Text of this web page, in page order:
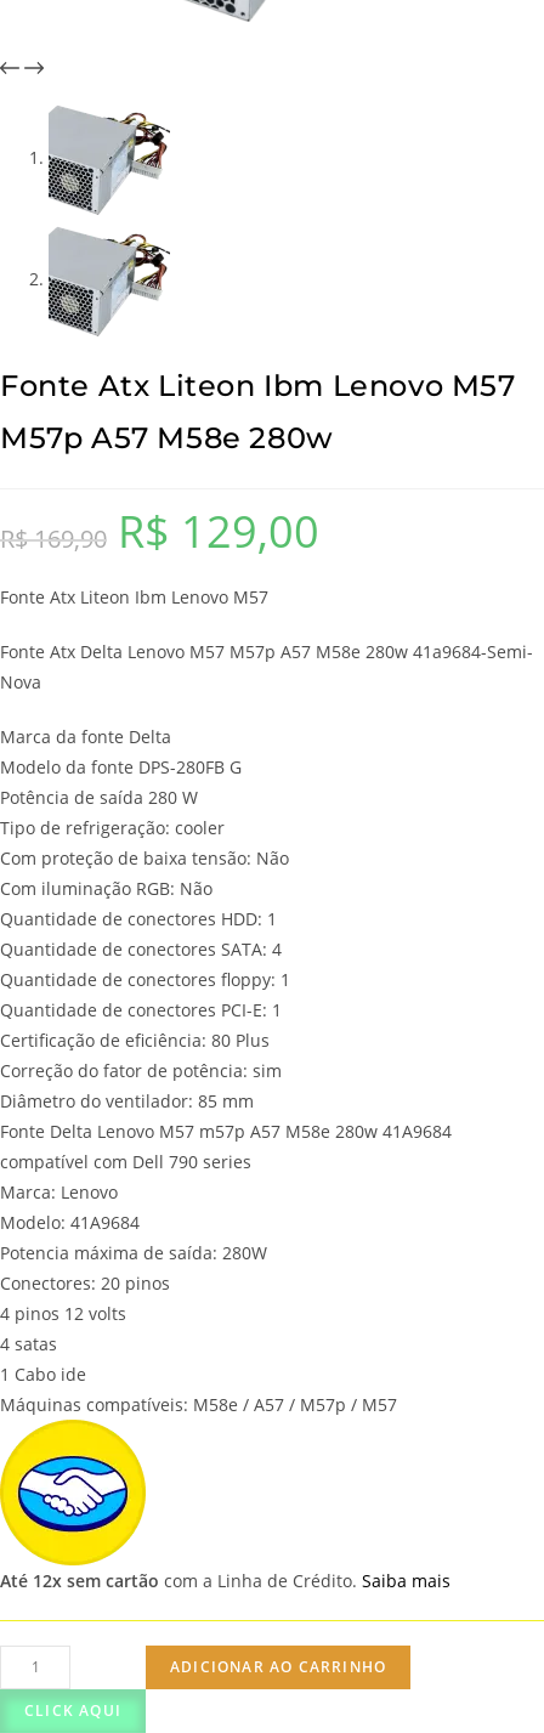
Fonte Atx Liteon Ibm Lenovo M57
M57p A57 M58e 280w
R$169,90
O
original
R$ 129,00
Fonte Atx Liteon Ibm Lenovo M57
Fonte Atx Delta Lenovo M57 M57p A57 M58e 280w 41a9684-Semi-
Nova
Marca da fonte Delta
Modelo da fonte DPS-280FB G
Potência de saída 280 W
Tipo de refrigeração: cooler
Com proteção de baixa tensão: Não
Com iluminação RGB: Não
Quantidade de conectores HDD: 1
Quantidade de conectores SATA: 4
Quantidade de conectores floppy: 1
Quantidade de conectores PCI-E: 1
Certificação de eficiência: 80 Plus
Correção do fator de potência: sim
Diâmetro do ventilador: 85 mm
Fonte Delta Lenovo M57 m57p A57 M58e 280w 41A9684
compatível com Dell 790 series
Marca: Lenovo
Modelo: 41A9684
Potencia máxima de saída: 280W
Conectores: 20 pinos
4 pinos 12 volts
4 satas
1 Cabo ide
Máquinas compatíveis: M58e / A57 / M57p / M57
Até 12x sem cartão com a Linha de Crédito. Saiba mais
Atx
Liteon
ADICIONAR AO CARRINHO
CLICK AQUI